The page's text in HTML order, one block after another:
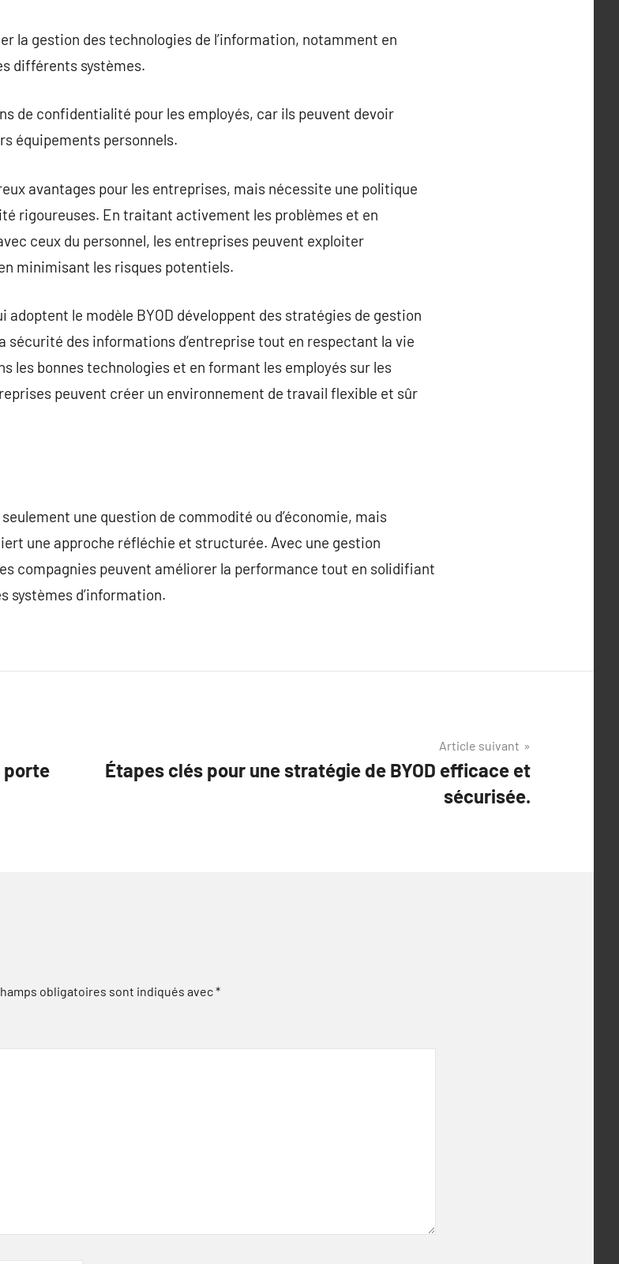
la gestion des technologies de l’information, notamment en
différents systèmes.
de confidentialité pour les employés, car ils peuvent devoir
équipements personnels.
avantages pour les entreprises, mais nécessite une politique
rigoureuses. En traitant activement les problèmes et en
ceux du personnel, les entreprises peuvent exploiter
minimisant les risques potentiels.
le modèle BYOD développent des stratégies de gestion
sécurité des informations d’entreprise tout en respectant la vie
les bonnes technologies et en formant les employés sur les
peuvent créer un environnement de travail flexible et sûr
une question de commodité ou d’économie, mais
une approche réfléchie et structurée. Avec une gestion
compagnies peuvent améliorer la performance tout en solidifiant
systèmes d’information.
porte
Article suivant
Étapes clés pour une stratégie de BYOD efficace et
sécurisée.
obligatoires sont indiqués avec*